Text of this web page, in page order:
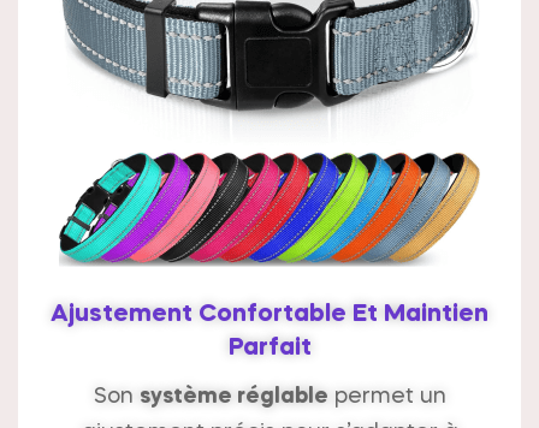
Ajustement Confortable Et Maintien
Parfait
Son système réglable permet un